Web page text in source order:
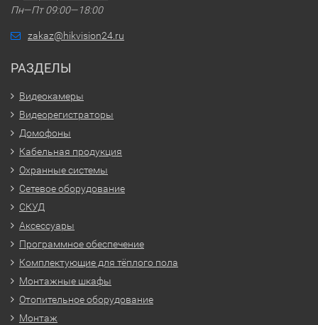
Пн—Пт 09:00—18:00
zakaz@hikvision24.ru
РАЗДЕЛЫ
Видеокамеры
Видеорегистраторы
Домофоны
Кабельная продукция
Охранные системы
Сетевое оборудование
СКУД
Аксессуары
Программное обеспечение
Комплектующие для тёплого пола
Монтажные шкафы
Отопительное оборудование
Монтаж